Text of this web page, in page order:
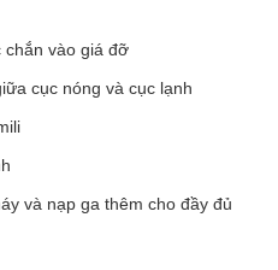
vào giá đỡ
cục nóng và cục lạnh
và nạp ga thêm cho đầy đủ